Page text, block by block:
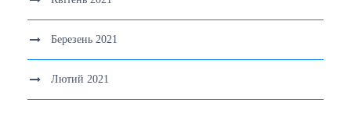
Березень 2021
Лютий 2021